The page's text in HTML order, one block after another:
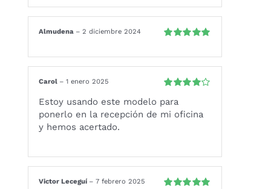
con5de 5
con5de 5
Almudena – 2 diciembre 2024
con4
Carol – 1 enero 2025
Estoy usando este modelo para
ponerlo en la recepción de mi oficina
y hemos acertado.
Victor Leceguí – 7 febrero 2025